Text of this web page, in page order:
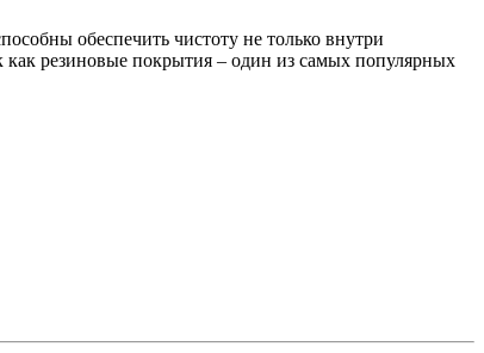
обеспечить чистоту не только внутри
резиновые покрытия – один из самых популярных